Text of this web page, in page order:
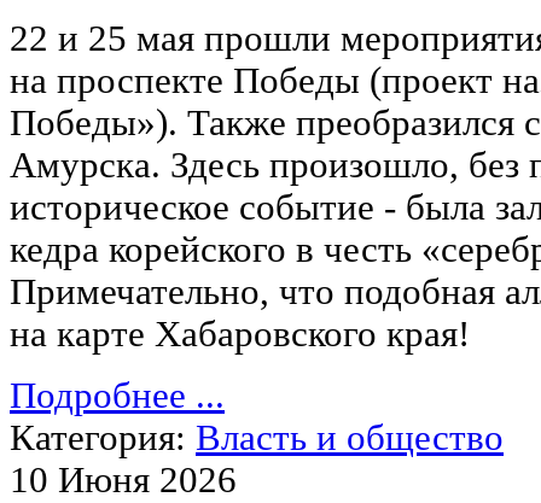
22 и 25 мая прошли
на проспекте Победы (проект
Победы»). Также преобразился
Амурска. Здесь произошло, без
историческое событие - была
кедра корейского в честь
Примечательно, что подобная
на карте Хабаровского края!
Подробнее ...
Категория: Власть и общество
10 Июня 2026